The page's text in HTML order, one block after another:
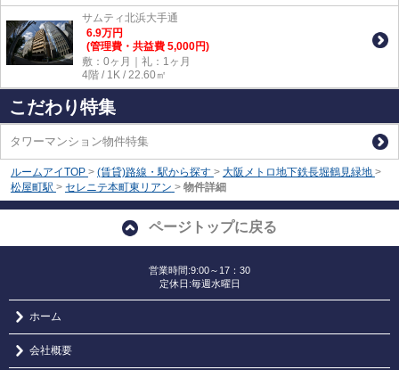
サムティ北浜大手通
6.9万円
(管理費・共益費 5,000円)
敷：0ヶ月｜礼：1ヶ月
4階 / 1K / 22.60㎡
こだわり特集
タワーマンション物件特集
ルームアイTOP > (賃貸)路線・駅から探す > 大阪メトロ地下鉄長堀鶴見緑地 >
松屋町駅 > セレニテ本町東リアン > 物件詳細
ページトップに戻る
営業時間:9:00～17：30
定休日:毎週水曜日
ホーム
会社概要